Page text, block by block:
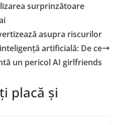
surprinzătoare
asupra riscurilor
artificială: De ce
un pericol AI girlfriends
placă și